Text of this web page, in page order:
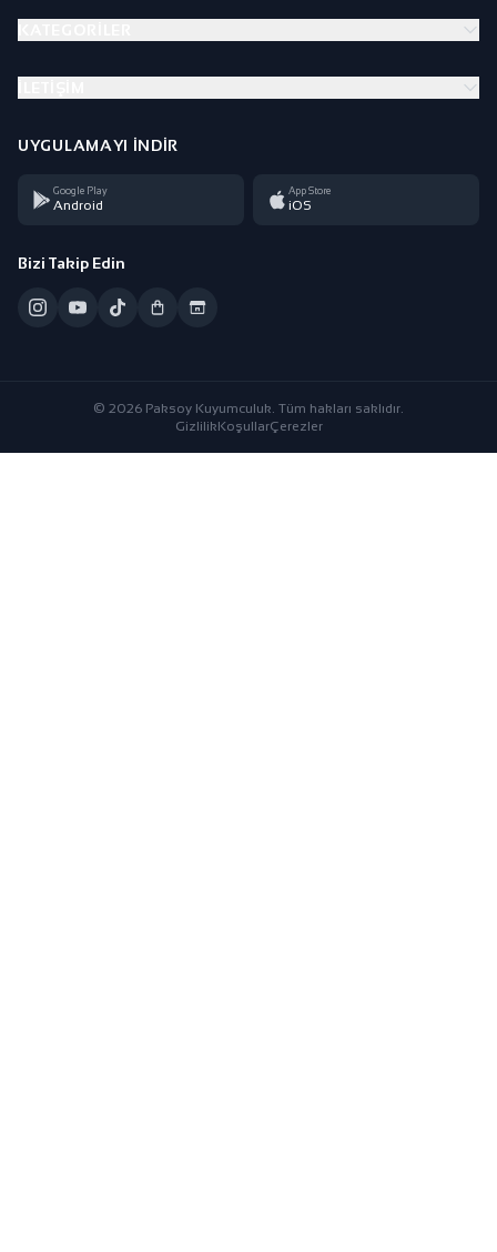
UYGULAMAYI İNDIR
Google Play
Android
App Store
iOS
Bizi Takip Edin
© 2026 Paksoy Kuyumculuk. Tüm hakları saklıdır.
GizlilikKoşullarÇerezler